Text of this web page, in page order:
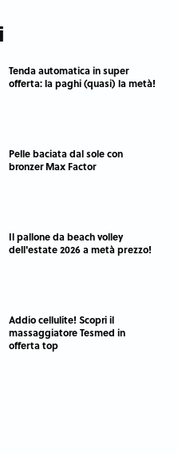
Tenda automatica in super
offerta: la paghi (quasi) la metà!
Pelle baciata dal sole con
bronzer Max Factor
Il pallone da beach volley
dell'estate 2026 a metà prezzo!
Addio cellulite! Scopri il
massaggiatore Tesmed in
offerta top